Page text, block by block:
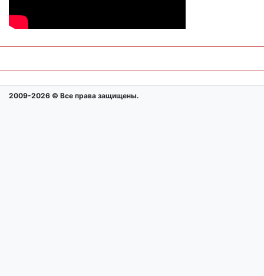
2009-2026 © Все права защищены.